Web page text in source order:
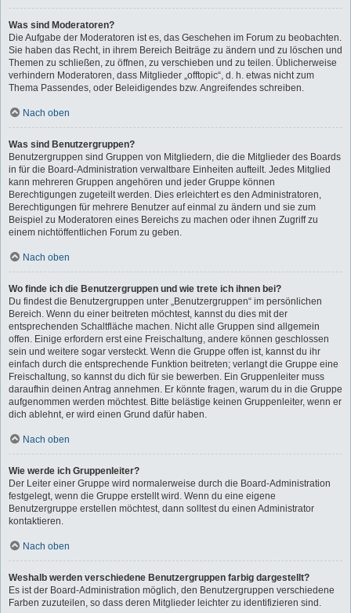
Was sind Moderatoren?
Die Aufgabe der Moderatoren ist es, das Geschehen im Forum zu beobachten.
Sie haben das Recht, in ihrem Bereich Beiträge zu ändern und zu löschen und
Themen zu schließen, zu öffnen, zu verschieben und zu teilen. Üblicherweise
verhindern Moderatoren, dass Mitglieder „offtopic“, d. h. etwas nicht zum
Thema Passendes, oder Beleidigendes bzw. Angreifendes schreiben.
Nach oben
Was sind Benutzergruppen?
Benutzergruppen sind Gruppen von Mitgliedern, die die Mitglieder des Boards
in für die Board-Administration verwaltbare Einheiten aufteilt. Jedes Mitglied
kann mehreren Gruppen angehören und jeder Gruppe können
Berechtigungen zugeteilt werden. Dies erleichtert es den Administratoren,
Berechtigungen für mehrere Benutzer auf einmal zu ändern und sie zum
Beispiel zu Moderatoren eines Bereichs zu machen oder ihnen Zugriff zu
einem nichtöffentlichen Forum zu geben.
Nach oben
Wo finde ich die Benutzergruppen und wie trete ich ihnen bei?
Du findest die Benutzergruppen unter „Benutzergruppen“ im persönlichen
Bereich. Wenn du einer beitreten möchtest, kannst du dies mit der
entsprechenden Schaltfläche machen. Nicht alle Gruppen sind allgemein
offen. Einige erfordern erst eine Freischaltung, andere können geschlossen
sein und weitere sogar versteckt. Wenn die Gruppe offen ist, kannst du ihr
einfach durch die entsprechende Funktion beitreten; verlangt die Gruppe eine
Freischaltung, so kannst du dich für sie bewerben. Ein Gruppenleiter muss
daraufhin deinen Antrag annehmen. Er könnte fragen, warum du in die Gruppe
aufgenommen werden möchtest. Bitte belästige keinen Gruppenleiter, wenn er
dich ablehnt, er wird einen Grund dafür haben.
Nach oben
Wie werde ich Gruppenleiter?
Der Leiter einer Gruppe wird normalerweise durch die Board-Administration
festgelegt, wenn die Gruppe erstellt wird. Wenn du eine eigene
Benutzergruppe erstellen möchtest, dann solltest du einen Administrator
kontaktieren.
Nach oben
Weshalb werden verschiedene Benutzergruppen farbig dargestellt?
Es ist der Board-Administration möglich, den Benutzergruppen verschiedene
Farben zuzuteilen, so dass deren Mitglieder leichter zu identifizieren sind.